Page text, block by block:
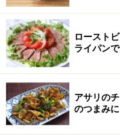
ロースト
ライパンで
アサリの
のつまみに